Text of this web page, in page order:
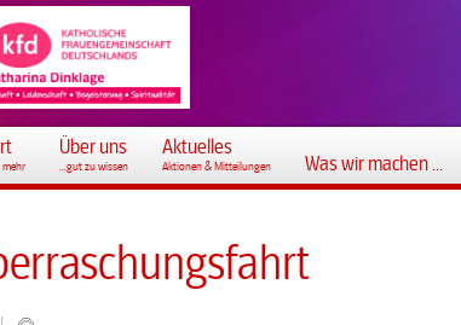
mehr
Über uns
...gut zu wissen
Aktuelles
Aktionen & Mitteilungen Was wir machen ...